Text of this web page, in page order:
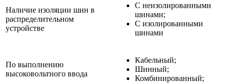
Наличие изоляции шин в
распределительном
устройстве
С неизолированными
шинами;
С изолированными
шинами
По выполнению
высоковольтного ввода
Кабельный;
Шинный;
Комбинированный;